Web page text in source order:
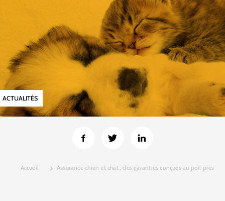
ACTUALITÉS
Accueil Assurance chien et chat : des garanties conçues au poil près